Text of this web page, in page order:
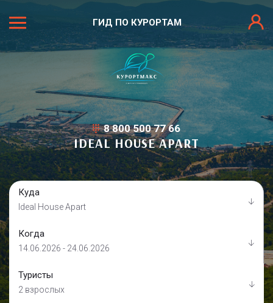
ГИД ПО КУРОРТАМ
8 800 500 77 66
IDEAL HOUSE APART
Куда
Ideal House Apart
Когда
14.06.2026 - 24.06.2026
Туристы
2 взрослых